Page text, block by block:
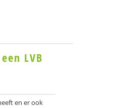
LVB
en er ook